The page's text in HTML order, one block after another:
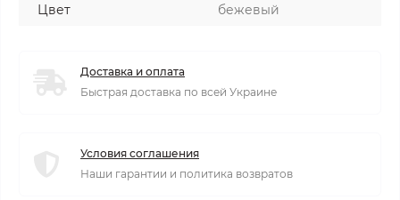
Цвет
бежевый
Доставка и оплата
Быстрая доставка по всей Украине
Условия соглашения
Наши гарантии и политика возвратов